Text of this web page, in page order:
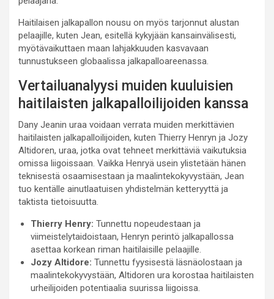
Haitilaisen jalkapallon nousu on myös tarjonnut alustan
pelaajille, kuten Jean, esitellä kykyjään kansainvälisesti,
myötävaikuttaen maan lahjakkuuden kasvavaan
tunnustukseen globaalissa jalkapalloareenassa.
Vertailuanalyysi muiden kuuluisien
haitilaisten jalkapalloilijoiden kanssa
Dany Jeanin uraa voidaan verrata muiden merkittävien
haitilaisten jalkapalloilijoiden, kuten Thierry Henryn ja Jozy
Altidoren, uraa, jotka ovat tehneet merkittäviä vaikutuksia
omissa liigoissaan. Vaikka Henryä usein ylistetään hänen
teknisestä osaamisestaan ja maalintekokyvystään, Jean
tuo kentälle ainutlaatuisen yhdistelmän ketteryyttä ja
taktista tietoisuutta.
Thierry Henry: Tunnettu nopeudestaan ja
viimeistelytaidoistaan, Henryn perintö jalkapallossa
asettaa korkean riman haitilaisille pelaajille.
Jozy Altidore: Tunnettu fyysisestä läsnäolostaan ja
maalintekokyvystään, Altidoren ura korostaa haitilaisten
urheilijoiden potentiaalia suurissa liigoissa.